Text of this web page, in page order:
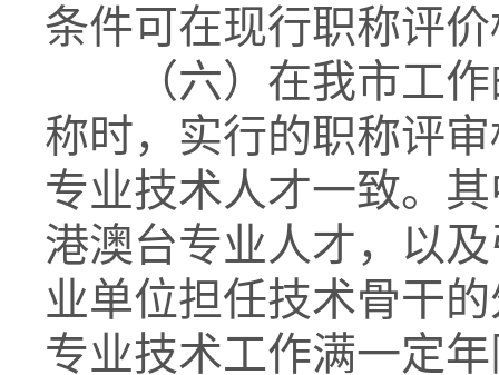
条件可在现行职称评
（六）在我市工作
称时，实行的职称评
专业技术人才一致。
港澳台专业人才，以
业单位担任技术骨干
专业技术工作满一定